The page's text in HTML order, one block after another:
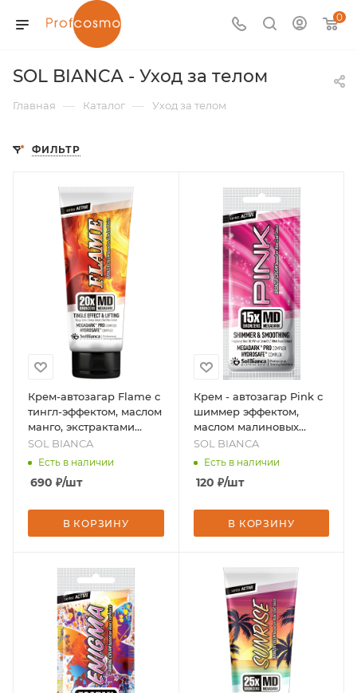
0
SOL BIANCA - Уход за телом
Главная — Каталог — Уход за телом
ФИЛЬТР
Крем-автозагар Flame с
тингл-эффектом, маслом
манго, экстрактами
арники и красного
вина, 125 мл, бренд -
SOL BIANCA
Есть в наличии
690 ₽/шт
В КОРЗИНУ
Крем - автозагар Pink с
шиммер эффектом,
маслом малиновых
косточек и зародышей
пшеницы, 15 мл, бренд -
SOL BIANCA
Есть в наличии
120 ₽/шт
В КОРЗИНУ